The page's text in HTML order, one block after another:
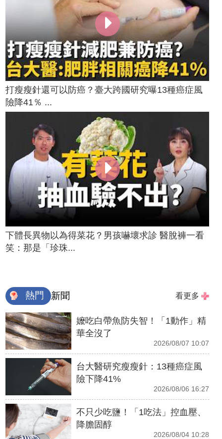
打瘦瘦針還可以防癌？臺大跨國研究曝13種癌症風
險降41％ ...
下體長異物以為得菜花？男孩嚇壞求診 醫脫褲一看
笑：那是「珍珠...
熱門 新聞 看更多
嬤吃白帶魚防失智！「1動作」精
華全沒了
2026/08/07 10:07
台大醫研究瘦瘦針：13種癌症風
險下降41%
2026/08/06 16:27
不只少吃鹽！「1吃法」控血壓、
降膽固醇
2026/08/04 10:28